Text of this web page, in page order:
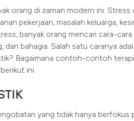
orang di zaman modern ini. Stress
pekerjaan, masalah keluarga,
banyak orang mencari cara-
bahagia. Salah satu caranya
Bagaimana contoh-contoh
ini.
yang tidak hanya berfokus